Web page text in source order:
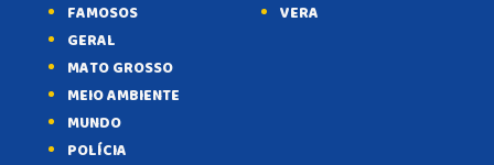
FAMOSOS
GERAL
MATO GROSSO
MEIO AMBIENTE
MUNDO
POLÍCIA
VERA